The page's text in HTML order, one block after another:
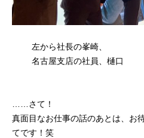
左から社長の峯崎、
名古屋支店の社員、樋口
……さて！
真面目なお仕事の話のあとは、お
てです！笑